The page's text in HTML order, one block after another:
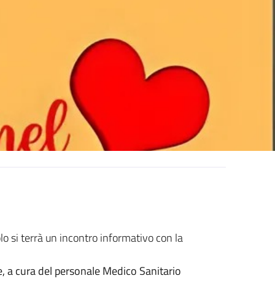
si terrà un incontro informativo con la
cura del personale Medico Sanitario